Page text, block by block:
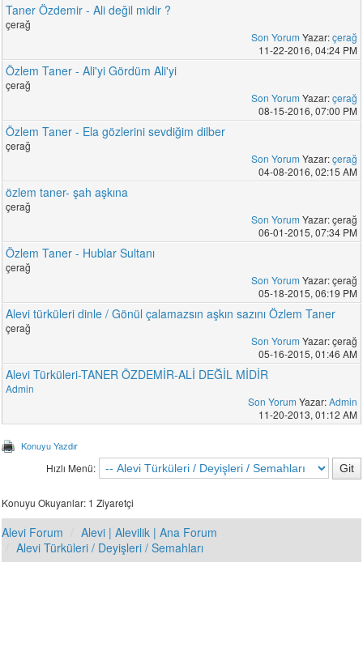
Taner Özdemir - Ali değil midir ?
çerağ
Son Yorum Yazar:çerağ
11-22-2016, 04:24 PM
Özlem Taner - Ali'yi Gördüm Ali'yi
çerağ
Son Yorum Yazar:çerağ
08-15-2016, 07:00 PM
Özlem Taner - Ela gözlerini sevdiğim dilber
çerağ
Son Yorum Yazar:çerağ
04-08-2016, 02:15 AM
özlem taner- şah aşkına
çerağ
Son Yorum Yazar: çerağ
06-01-2015, 07:34 PM
Özlem Taner - Hublar Sultanı
çerağ
Son Yorum Yazar: çerağ
05-18-2015, 06:19 PM
Alevi türküleri dinle / Gönül çalamazsın aşkın sazını Özlem Taner
çerağ
Son Yorum Yazar: çerağ
05-16-2015, 01:46 AM
Alevi Türküleri-TANER ÖZDEMİR-ALİ DEĞİL MİDİR
Admin
Son Yorum Yazar:Admin
11-20-2013, 01:12 AM
Konuyu Yazdır
Hızlı Menü:
Konuyu Okuyanlar: 1 Ziyaretçi
Alevi Forum
Alevi | Alevilik | Ana Forum
Alevi Türküleri / Deyişleri / Semahları